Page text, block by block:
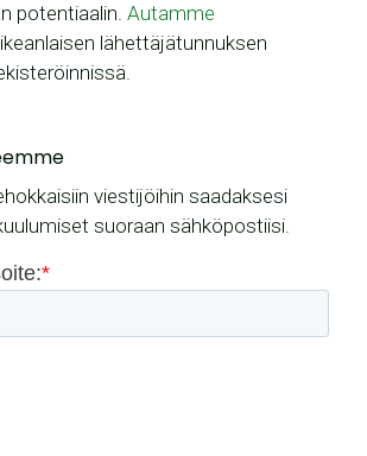
potentiaalin. Autamme
lähettäjätunnuksen
viestijöihin saadaksesi
suoraan sähköpostiisi.